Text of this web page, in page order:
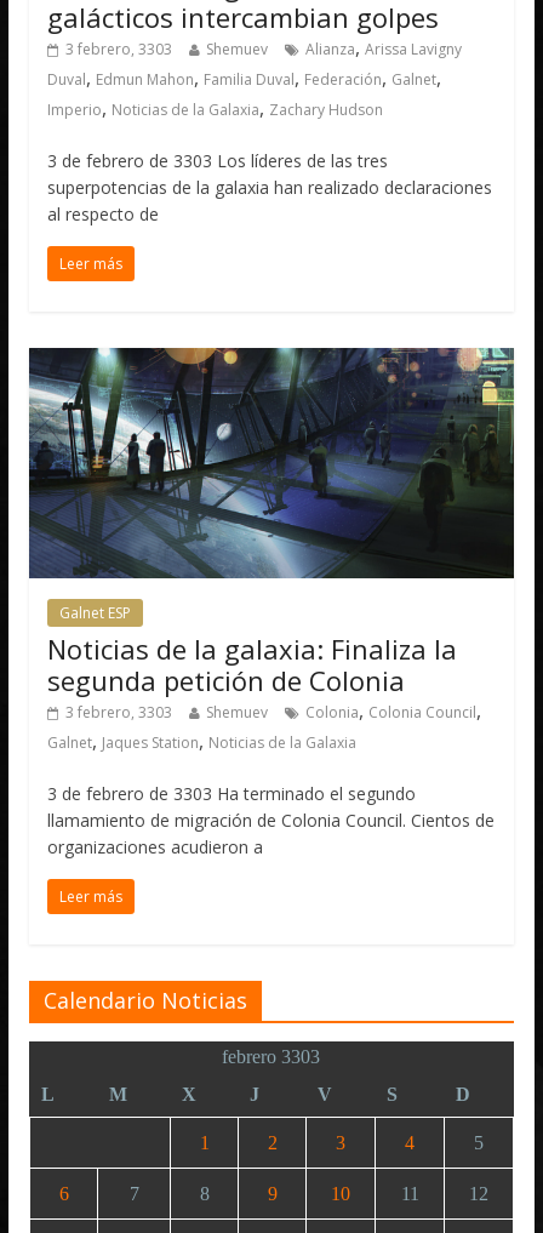
galácticos intercambian golpes
3 febrero, 3303 Shemuev Alianza,Arissa Lavigny
Duval, Edmun Mahon, Familia Duval, Federación, Galnet,
Imperio, Noticias de la Galaxia, Zachary Hudson
3 de febrero de 3303 Los líderes de las tres
superpotencias de la galaxia han realizado declaraciones
al respecto de
Leer más
Galnet ESP
Noticias de la galaxia: Finaliza la
segunda petición de Colonia
3 febrero, 3303 Shemuev Colonia, Colonia Council,
Galnet, Jaques Station, Noticias de la Galaxia
3 de febrero de 3303 Ha terminado el segundo
llamamiento de migración de Colonia Council. Cientos de
organizaciones acudieron a
Leer más
Calendario Noticias
febrero 3303
L
M X J V S D
1 2 3 4 5
6 7 8 9 10 11 12